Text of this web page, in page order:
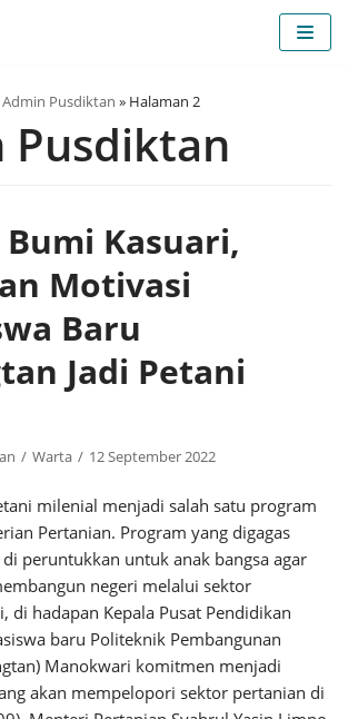
Pusdiktan » Halaman 2
Pusdiktan
Kasuari,
Motivasi
Baru
Jadi Petani
Warta 12 September 2022
milenial menjadi salah satu program
Pertanian. Program yang digagas
peruntukkan untuk anak bangsa agar
negeri melalui sektor
di hadapan Kepala Pusat Pendidikan
baru Politeknik Pembangunan
Manokwari komitmen menjadi
akan mempelopori sektor pertanian di